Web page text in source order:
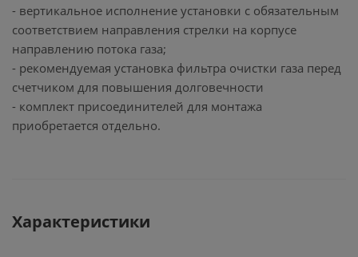
- вертикальное исполнение установки с обязательным
соответствием направления стрелки на корпусе
направлению потока газа;
- рекомендуемая установка фильтра очистки газа перед
счетчиком для повышения долговечности
- комплект присоединителей для монтажа
приобретается отдельно.
Характеристики